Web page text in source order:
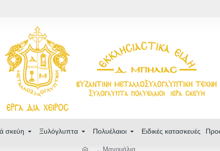
σκεύη Ξυλόγλυπτα Πολυέλαιοι Ειδικές κατασκευές
Μανουάλια